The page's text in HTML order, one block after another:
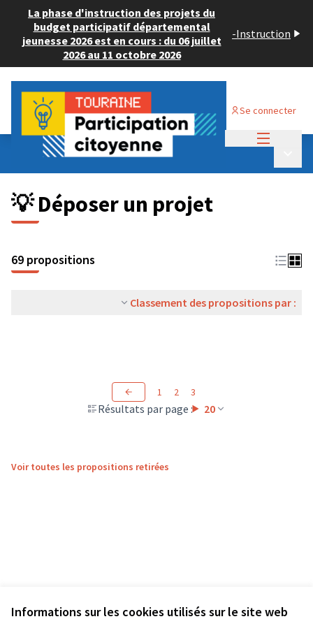
Informations sur les cookies utilisés sur le site web
La phase d'instruction des projets du
budget participatif départemental
jeunesse 2026 est en cours : du 06 juillet
2026 au 11 octobre 2026
-Instruction
Se connecter
Budget Participatif ADULTE 2024
💡 Déposer un projet
💡 Déposer un projet
69 propositions
Classement des propositions par :
Résultats par page : 20
1 2 3
Voir toutes les propositions retirées